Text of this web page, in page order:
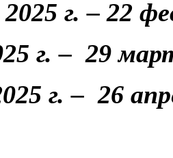
г. – 22
г. – 29
г. – 26